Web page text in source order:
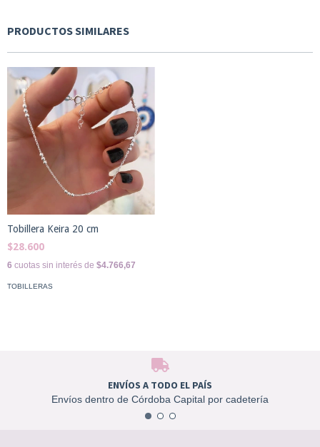
PRODUCTOS SIMILARES
Tobillera Keira 20 cm
$28.600
6 cuotas sin interés de $4.766,67
TOBILLERAS
ENVÍOS A TODO EL PAÍS
Envíos dentro de Córdoba Capital por cadetería